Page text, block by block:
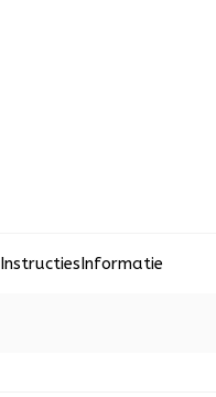
InstructiesInformatie